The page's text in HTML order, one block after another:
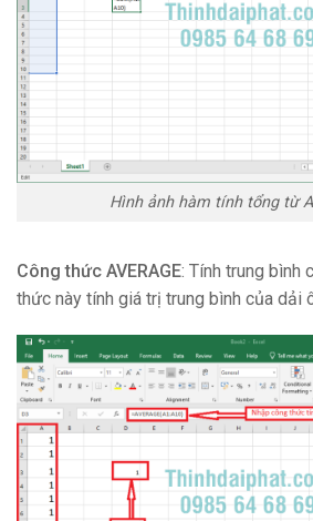
Hình ảnh hàm tính tổng từ
Công thức AVERAGE: Tính trung bình
thức này tính giá trị trung bình của dải